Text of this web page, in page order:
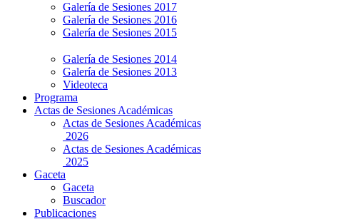
Galería de Sesiones 2017
Galería de Sesiones 2016
Galería de Sesiones 2015
Galería de Sesiones 2014
Galería de Sesiones 2013
Videoteca
Programa
Actas de Sesiones Académicas
Actas de Sesiones Académicas
2026
Actas de Sesiones Académicas
2025
Gaceta
Gaceta
Buscador
Publicaciones